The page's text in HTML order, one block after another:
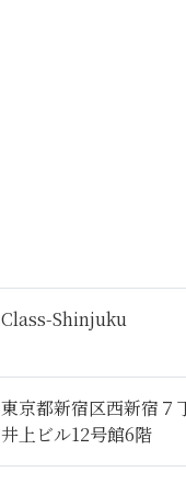
Class-Shinjuku
東京都新宿区西新宿７
井上ビル12号館6階